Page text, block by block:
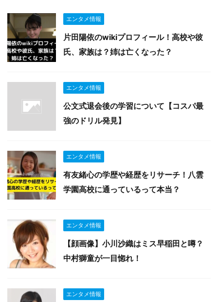
エンタメ情報
片田陽依のwikiプロフィール！高校や彼
氏、家族は？姉は亡くなった？
エンタメ情報
公文式退会後の学習について【コスパ最
強のドリル発見】
エンタメ情報
有友緒心の学歴や経歴をリサーチ！八雲
学園高校に通っているって本当？
エンタメ情報
【顔画像】小川沙織はミス早稲田と噂？
中村獅童が一目惚れ！
エンタメ情報